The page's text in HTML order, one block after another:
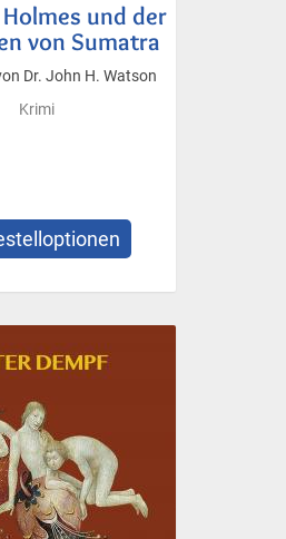
und der
von Sumatra
Dr. John H. Watson
Krimi